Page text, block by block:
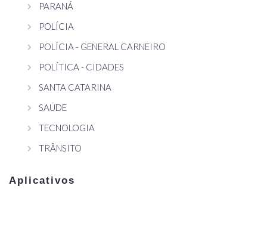
PARANÁ
POLÍCIA
POLÍCIA - GENERAL CARNEIRO
POLÍTICA - CIDADES
SANTA CATARINA
SAÚDE
TECNOLOGIA
TRÂNSITO
Aplicativos